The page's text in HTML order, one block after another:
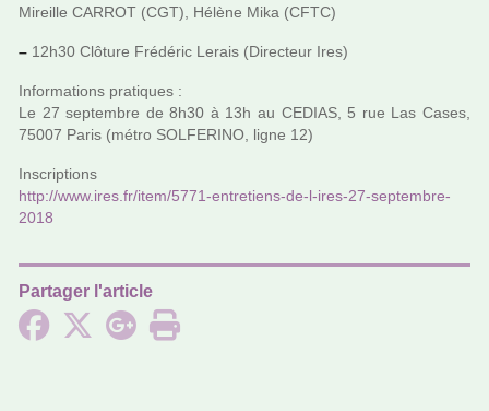
Mireille CARROT (CGT), Hélène Mika (CFTC)
– 12h30 Clôture Frédéric Lerais (Directeur Ires)
Informations pra­ti­ques :
Le 27 sep­tem­bre de 8h30 à 13h au CEDIAS, 5 rue Las Cases,
75007 Paris (métro SOLFERINO, ligne 12)
Inscriptions
http://www.ires.fr/item/5771-entre­tiens-de-l-ires-27-sep­tem­bre-
2018
Partager l'article